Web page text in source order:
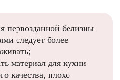
первозданной белизны
следует более
материал для кухни
качества, плохо